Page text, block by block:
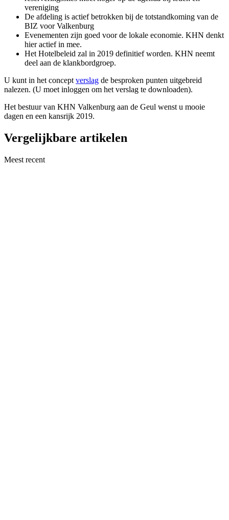
vereniging
De afdeling is actief betrokken bij de totstandkoming van de
BIZ voor Valkenburg
Evenementen zijn goed voor de lokale economie. KHN denkt
hier actief in mee.
Het Hotelbeleid zal in 2019 definitief worden. KHN neemt
deel aan de klankbordgroep.
U kunt in het concept verslag de besproken punten uitgebreid
nalezen. (U moet inloggen om het verslag te downloaden).
Het bestuur van KHN Valkenburg aan de Geul wenst u mooie
dagen en een kansrijk 2019.
Vergelijkbare artikelen
Meest recent